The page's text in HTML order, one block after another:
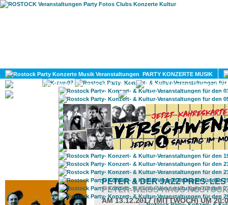
PARTY KONZERTE MUSIK
KULTUR
GAY
ROSTOCK TAGESTIPP
PETER & DER JAZZ PRES.
PETER-WEISS-HAUS ROSTOCK
AM 13.12.2017 (MITTWOCH) UM